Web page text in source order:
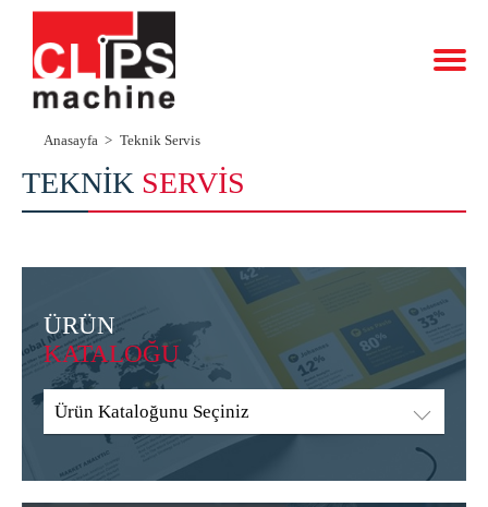
Anasayfa Teknik Servis
TEKNİK SERVİS
ÜRÜN
KATALOĞU
Ürün Kataloğunu Seçiniz